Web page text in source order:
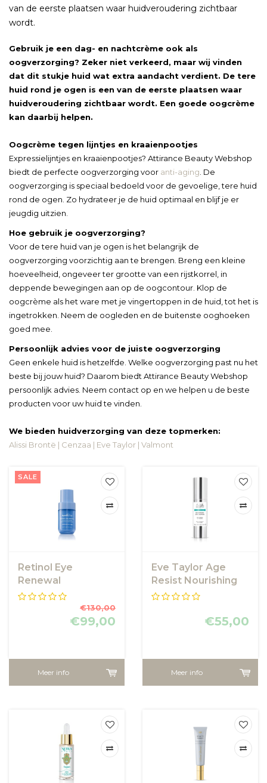
van de eerste plaatsen waar huidveroudering zichtbaar
wordt.
Gebruik je een dag- en nachtcrème ook als
oogverzorging? Zeker niet verkeerd, maar wij vinden
dat dit stukje huid wat extra aandacht verdient. De tere
huid rond je ogen is een van de eerste plaatsen waar
huidveroudering zichtbaar wordt. Een goede oogcrème
kan daarbij helpen.
Oogcrème tegen lijntjes en kraaienpootjes
Expressielijntjes en kraaienpootjes? Attirance Beauty Webshop
biedt de perfecte oogverzorging voor anti-aging . De
oogverzorging is speciaal bedoeld voor de gevoelige, tere huid
rond de ogen. Zo hydrateer je de huid optimaal en blijf je er
jeugdig uitzien.
Hoe gebruik je oogverzorging?
Voor de tere huid van je ogen is het belangrijk de
oogverzorging voorzichtig aan te brengen. Breng een kleine
hoeveelheid, ongeveer ter grootte van een rijstkorrel, in
deppende bewegingen aan op de oogcontour. Klop de
oogcrème als het ware met je vingertoppen in de huid, tot het is
ingetrokken. Neem de oogleden en de buitenste ooghoeken
goed mee.
Persoonlijk advies voor de juiste oogverzorging
Geen enkele huid is hetzelfde. Welke oogverzorging past nu het
beste bij jouw huid? Daarom biedt Attirance Beauty Webshop
persoonlijk advies. Neem contact op en we helpen u de beste
producten voor uw huid te vinden.
We bieden huidverzorging van deze topmerken:
Alissi Brontë | Cenzaa | Eve Taylor | Valmont
SALE
Retinol Eye
Renewal
€130,00
€99,00
Meer info
Eve Taylor Age
Resist Nourishing
Eye Complex
€55,00
Meer info